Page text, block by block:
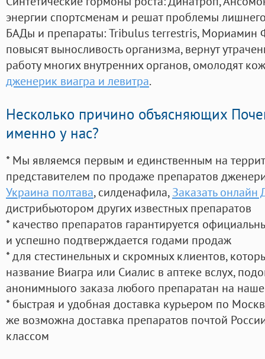
энергии спортсменам и решат проблемы
БАДы и препараты:Tribulus terrestris, Мориамин
повысят выносливость организма, вернут
работу многих внутренних органов, омолодят
дженерик виагра и левитра.
Несколько причино объясняющих
именно у нас?
* Мы являемся первым и единственным на
представителем по продаже препаратов
Украина полтава, силденафила, Заказать онлайн
дистрибьютором других известных препаратов
* качество препаратов гарантируется
и успешно подтверждается годами продаж
* для стестинельных и скромных клиентов,
название Виагра или Сиалис в аптеке вслух,
анонимныого заказа любого препаратан на
* быстрая и удобная доставка курьером по
же возможна доставка препаратов почтой
классом